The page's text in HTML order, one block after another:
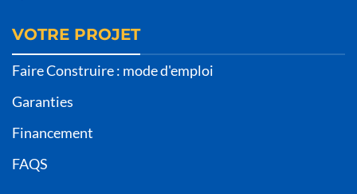
VOTRE PROJET
Faire Construire : mode d'emploi
Garanties
Financement
FAQS